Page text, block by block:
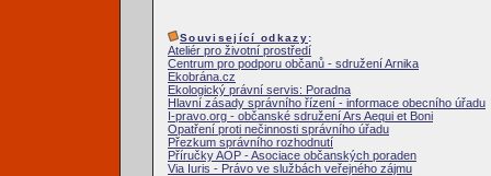
Související odkazy:
Ateliér pro životní prostředí
Centrum pro podporu občanů - sdružení Arnika
Ekobrána.cz
Ekologický právní servis: Poradna
Hlavní zásady správního řízení - informace obecního úřadu
I-pravo.org - občanské sdružení Ars Aequi et Boni
Opatření proti nečinnosti správního úřadu
Přezkum správního rozhodnutí
Příručky AOP - Asociace občanských poraden
Via Iuris - Právo ve službách veřejného zájmu